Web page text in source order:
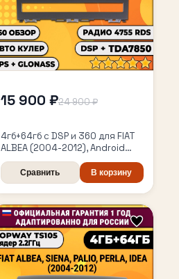
15 900 ₽24 900 ₽
4гб+64гб с DSP и 360 для FIAT
ALBEA (2004-2012), Android
магнитола с DSP и усилителем
TDA7850
Сравнить В корзину